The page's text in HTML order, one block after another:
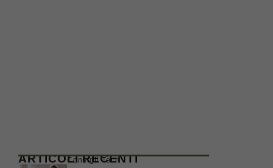
ARTICOLI RECENTI
Consigli Tech